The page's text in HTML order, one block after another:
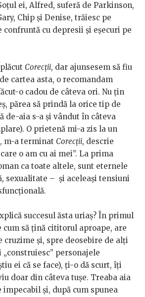
ei, Alfred, suferă de Parkinson,
Chip și Denise, trăiesc pe
confruntă cu depresii și eșecuri pe
Corecții, dar ajunsesem să fiu
cartea asta, o recomandam
o cadou de câteva ori. Nu țin
părea să prindă la orice tip de
de-aia s-a și vândut în câteva
O prietenă mi-a zis la un
m-a terminat Corecții, descrie
o am cu ai mei”. La prima
ca toate altele, sunt eternele
sexualitate – și aceleași tensiuni
succesul ăsta uriaș? În primul
cum să țină cititorul aproape, are
cruzime și, spre deosebire de alți
personajele
ei că se face), ți-o dă scurt, îți
doar din câteva tușe. Treaba aia
și, după cum spunea